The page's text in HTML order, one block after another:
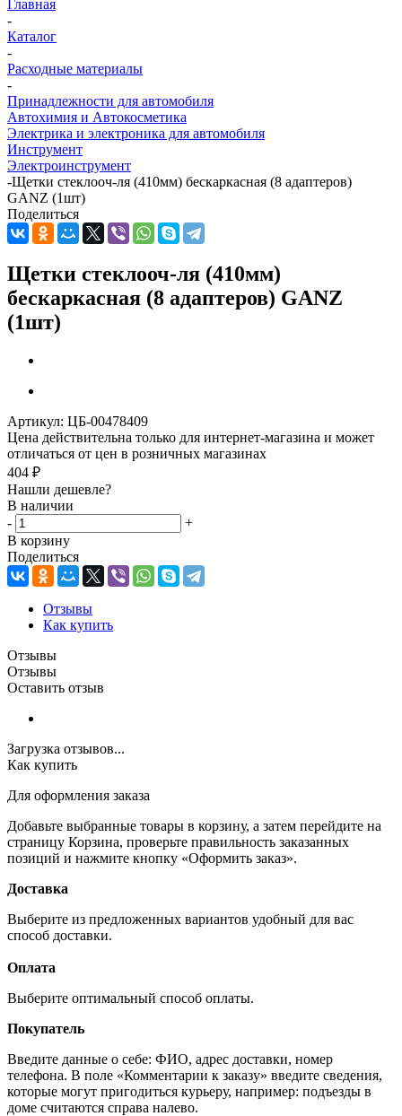
Главная
-
Каталог
-
Расходные материалы
-
Принадлежности для автомобиля
Автохимия и Автокосметика
Электрика и электроника для автомобиля
Инструмент
Электроинструмент
-Щетки стеклооч-ля (410мм) бескаркасная (8 адаптеров)
GANZ (1шт)
Поделиться
Щетки стеклооч-ля (410мм)
бескаркасная (8 адаптеров) GANZ
(1шт)
Артикул: ЦБ-00478409
Цена действительна только для интернет-магазина и может
отличаться от цен в розничных магазинах
404 ₽
Нашли дешевле?
В наличии
-
+
В корзину
Поделиться
Отзывы
Как купить
Отзывы
Отзывы
Оставить отзыв
Загрузка отзывов...
Как купить
Для оформления заказа
Добавьте выбранные товары в корзину, а затем перейдите на
страницу Корзина, проверьте правильность заказанных
позиций и нажмите кнопку «Оформить заказ».
Доставка
Выберите из предложенных вариантов удобный для вас
способ доставки.
Оплата
Выберите оптимальный способ оплаты.
Покупатель
Введите данные о себе: ФИО, адрес доставки, номер
телефона. В поле «Комментарии к заказу» введите сведения,
которые могут пригодиться курьеру, например: подъезды в
доме считаются справа налево.